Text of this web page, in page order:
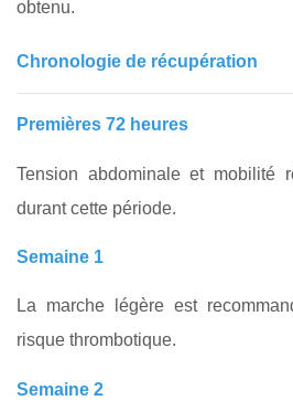
obtenu.
Chronologie de récupération
Premières 72 heures
Tension abdominale et mobilité
durant cette période.
Semaine 1
La marche légère est
risque thrombotique.
Semaine 2